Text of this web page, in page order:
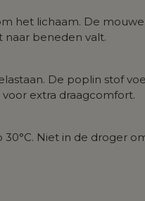
het lichaam. De
beneden valt.
De poplin stof
extra draagcomfort.
Niet in de droger